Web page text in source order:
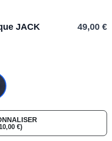
JACK 49,00 €
€)